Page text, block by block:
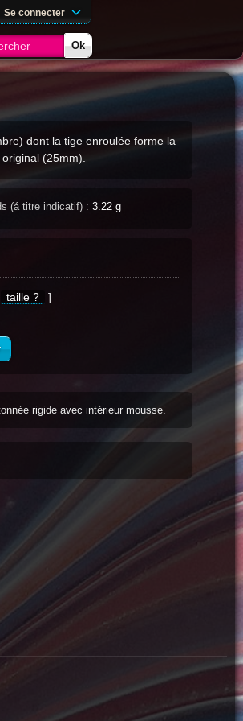
dont la tige enroulée forme la
(25mm).
(á titre indicatif) : 3.22 g
taille ? ]
rigide avec intérieur mousse.
Se connecter
Ok